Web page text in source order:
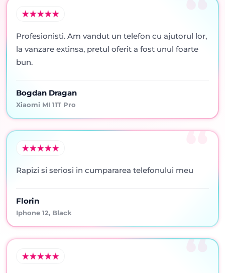
Profesionisti. Am vandut un telefon cu ajutorul lor,
la vanzare extinsa, pretul oferit a fost unul foarte
bun.
Bogdan Dragan
Xiaomi MI 11T Pro
Rapizi si seriosi in cumpararea telefonului meu
Florin
Iphone 12, Black